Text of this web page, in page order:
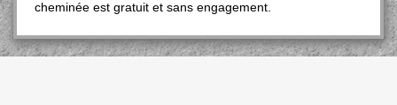
cheminée est gratuit et sans engagement.